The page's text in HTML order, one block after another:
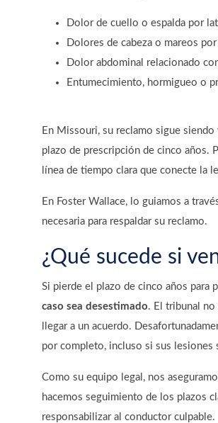
Dolor de cuello o espalda por
Dolores de cabeza o mareos
Dolor abdominal relacionado
Entumecimiento, hormigueo o
En Missouri, su reclamo sigue
plazo de prescripción de cinco años.
línea de tiempo clara que conecte la
En Foster Wallace, lo guiamos a
necesaria para respaldar su reclamo.
¿Qué sucede si
Si pierde el plazo de cinco años para
caso sea desestimado. El tribunal no
llegar a un acuerdo.
por completo, incluso si sus lesiones
Como su equipo legal, nos
hacemos seguimiento de los plazos
responsabilizar al conductor culpable.